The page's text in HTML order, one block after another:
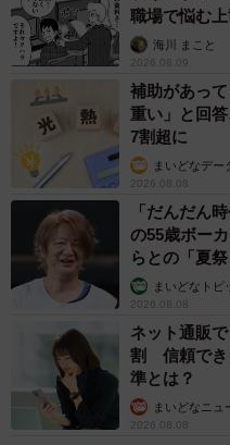
職場で悩む上
海川 まこと
2026.08.09
補助があっ
重い」と回
7割超に
まいどなデー
2026.08.08
「だんだん
の55歳ボー
らとの「夏
まいどなトピ
2026.08.08
ネット通販
割 信頼でき
準とは？
まいどなニュ
2026.08.08